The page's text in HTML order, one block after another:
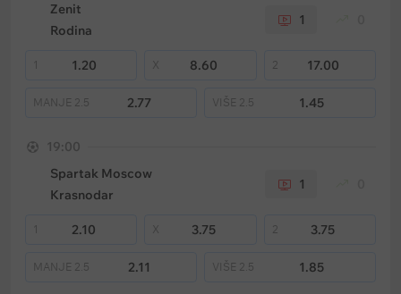
Zenit
Rodina
1
1 1.20 8.60 2 17.00
MANJE 2.5 2.77 VIŠE 2.5 1.45
19:00
Spartak Moscow
Krasnodar
1
1 2.10 3.75 2 3.75
MANJE 2.5 2.11 VIŠE 2.5 1.85